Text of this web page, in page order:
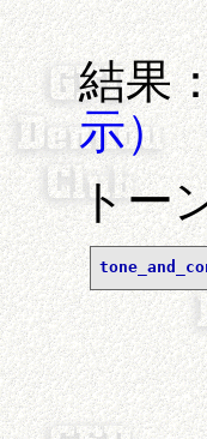
結果
示）
トー